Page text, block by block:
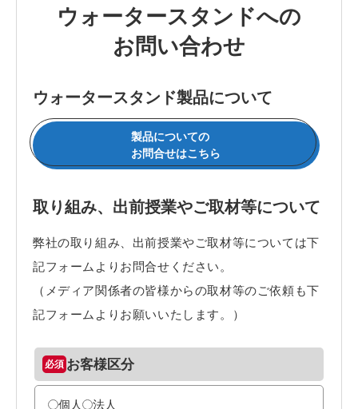
ウォータースタンドへの
お問い合わせ
ウォータースタンド製品について
製品についての
お問合せはこちら
取り組み、出前授業やご取材等について
弊社の取り組み、出前授業やご取材等については下
記フォームよりお問合せください。
（メディア関係者の皆様からの取材等のご依頼も下
記フォームよりお願いいたします。）
お客様区分
個人 法人